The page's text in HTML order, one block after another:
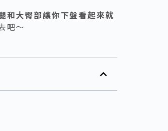
和大臀部讓你下盤看起來就
吧～